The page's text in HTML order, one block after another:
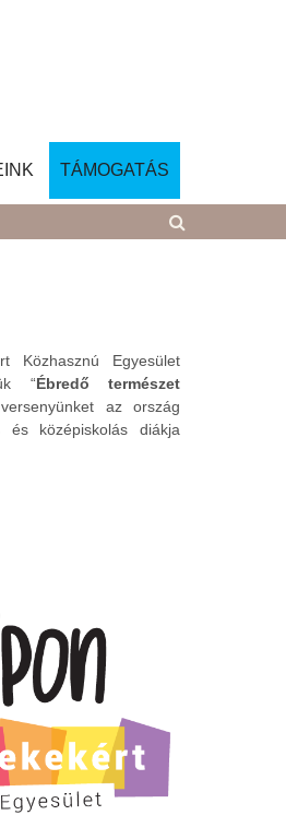
TÁMOGATÁS
Közhasznú Egyesület
“Ébredő természet
az ország
és középiskolás diákja